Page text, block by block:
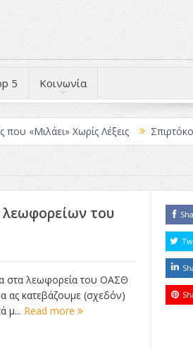
5 Κοινωνία
Χωρίς Λέξεις Σπιρτόκουτο: η
του
στα λεωφορεία του ΟΑΣΘ
ας κατεβάζουμε (σχεδόν)
μ... Read more